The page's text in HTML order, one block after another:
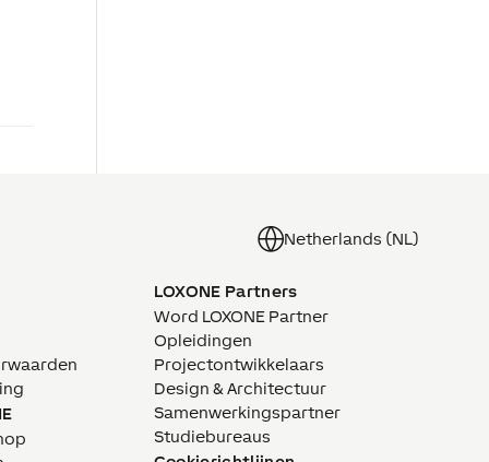
Netherlands (NL)
LOXONE Partners
Word LOXONE Partner
Opleidingen
Projectontwikkelaars
Design & Architectuur
Samenwerkingspartner
Studiebureaus